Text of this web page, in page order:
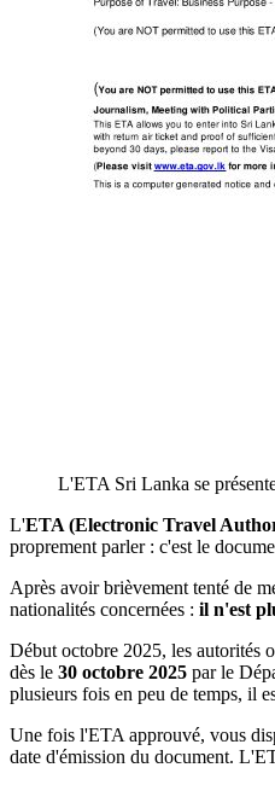
L'ETA Sri Lanka se
L'ETA (Electronic Travel
proprement parler : c'est le
Après avoir brièvement tenté de
nationalités concernées : il n'est
Début octobre 2025, les autorités
dès le 30 octobre 2025 par le
plusieurs fois en peu de temps, il
Une fois l'ETA approuvé, vous
date d'émission du document.